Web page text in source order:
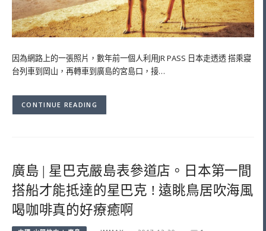
因為網路上的一張照片，數年前一個人利用JR PASS 日本走透透 搭乘寢
台列車到岡山，再轉車到廣島的宮島口，接…
CONTINUE READING
廣島 | 星巴克嚴島表參道店。日本第一間
搭船才能抵達的星巴克 ! 遠眺鳥居吹海風
喝咖啡真的好療癒啊